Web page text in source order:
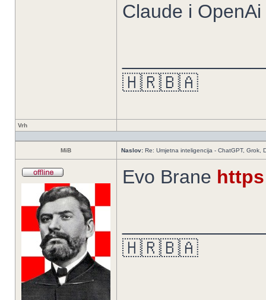
Claude i
🇭🇷🇧🇦
Vrh
MiB Naslov: Re: Umjetna inteligencija - ChatGPT, Grok,
Evo Brane
🇭🇷🇧🇦